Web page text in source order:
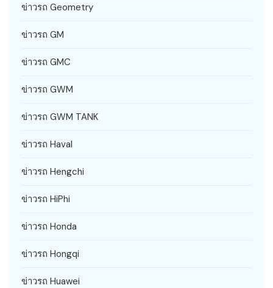
ข่าวรถ Geometry
ข่าวรถ GM
ข่าวรถ GMC
ข่าวรถ GWM
ข่าวรถ GWM TANK
ข่าวรถ Haval
ข่าวรถ Hengchi
ข่าวรถ HiPhi
ข่าวรถ Honda
ข่าวรถ Hongqi
ข่าวรถ Huawei